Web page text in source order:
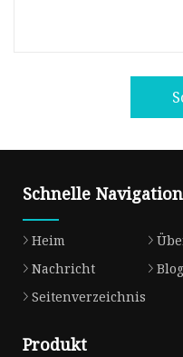
Schnelle Navigation
Heim
Nachricht
Blog
Seitenverzeichnis
Produkt